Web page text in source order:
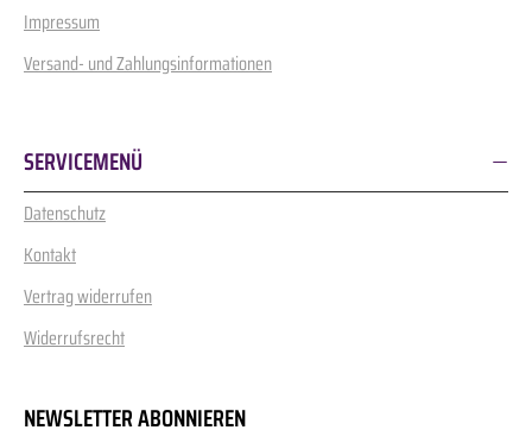
Impressum
Versand- und Zahlungsinformationen
SERVICEMENÜ
Datenschutz
Kontakt
Vertrag widerrufen
Widerrufsrecht
NEWSLETTER ABONNIEREN